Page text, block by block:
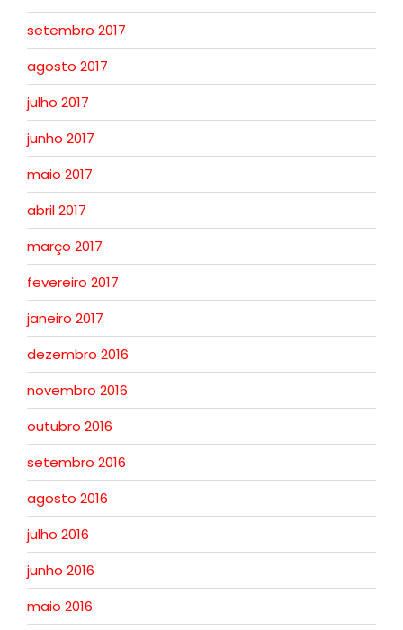
setembro 2017
agosto 2017
julho 2017
junho 2017
maio 2017
abril 2017
março 2017
fevereiro 2017
janeiro 2017
dezembro 2016
novembro 2016
outubro 2016
setembro 2016
agosto 2016
julho 2016
junho 2016
maio 2016